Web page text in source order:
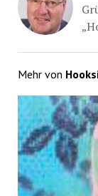
Mehr von